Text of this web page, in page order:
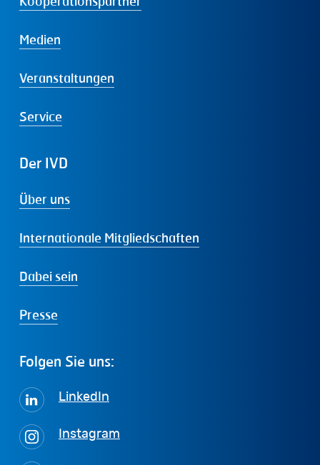
Medien
Veranstaltungen
Service
Der IVD
Über uns
Internationale Mitgliedschaften
Dabei sein
Presse
Folgen Sie uns:
LinkedIn
Instagram